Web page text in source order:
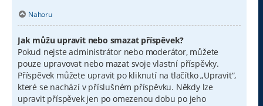
Nahoru
Jak můžu upravit nebo smazat příspěvek?
Pokud nejste administrátor nebo moderátor, můžete
pouze upravovat nebo mazat svoje vlastní příspěvky.
Příspěvek můžete upravit po kliknutí na tlačítko „Upravit“,
které se nachází v příslušném příspěvku. Někdy lze
upravit příspěvek jen po omezenou dobu po jeho